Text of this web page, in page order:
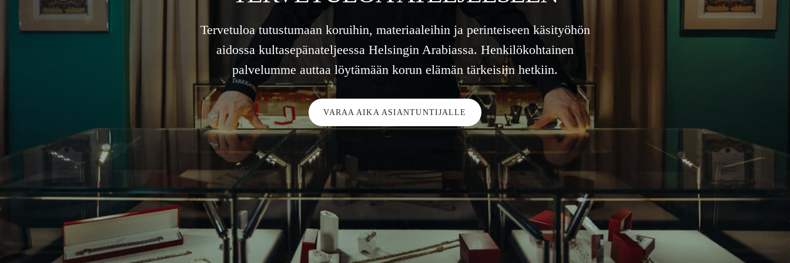
Tervetuloa tutustumaan koruihin, materiaaleihin ja perinteiseen käsityöhön
aidossa kultasepänateljeessa Helsingin Arabiassa. Henkilökohtainen
palvelumme auttaa löytämään korun elämän tärkeisiin hetkiin.
VARAA AIKA ASIANTUNTIJALLE